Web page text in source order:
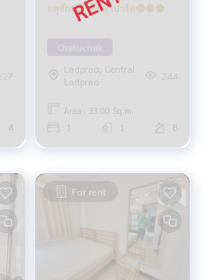
227
4
จตุจักร💥 เซ็นจูรี่ปาร์ค🔴🟢🟡
Ladprao, Central
Ladprao
244
Area : 33.00 Sq.m.
1 1 8
For rent